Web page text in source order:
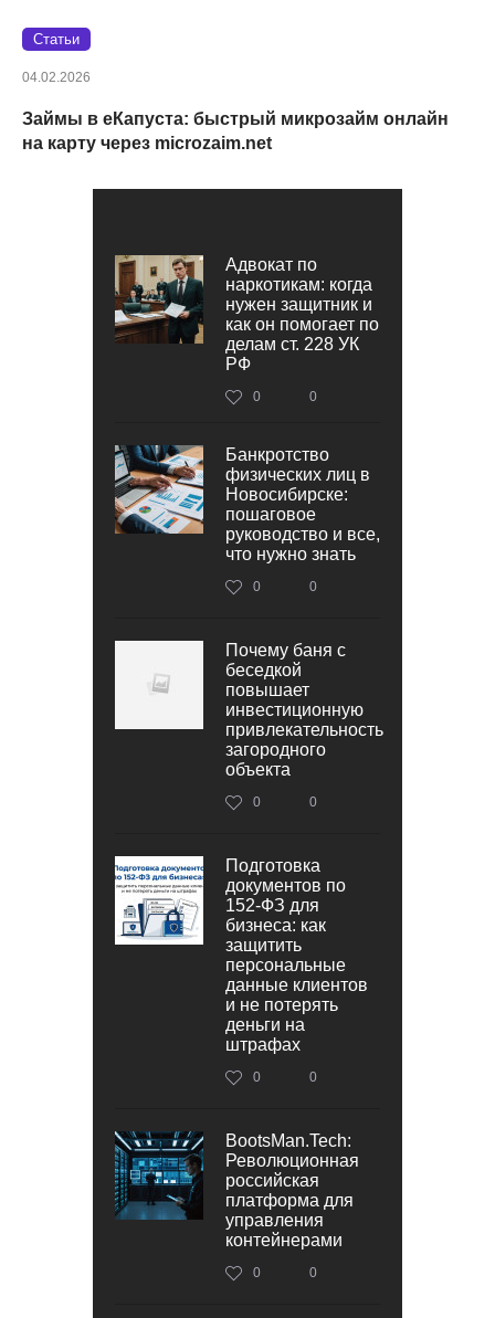
Статьи
04.02.2026
Займы в eКапуста: быстрый микрозайм онлайн
на карту через microzaim.net
Адвокат по
наркотикам: когда
нужен защитник и
как он помогает по
делам ст. 228 УК
РФ
0 0
Банкротство
физических лиц в
Новосибирске:
пошаговое
руководство и все,
что нужно знать
0 0
Почему баня с
беседкой
повышает
инвестиционную
привлекательность
загородного
объекта
0 0
Подготовка
документов по
152‑ФЗ для
бизнеса: как
защитить
персональные
данные клиентов
и не потерять
деньги на
штрафах
0 0
BootsMan.Tech:
Революционная
российская
платформа для
управления
контейнерами
0 0